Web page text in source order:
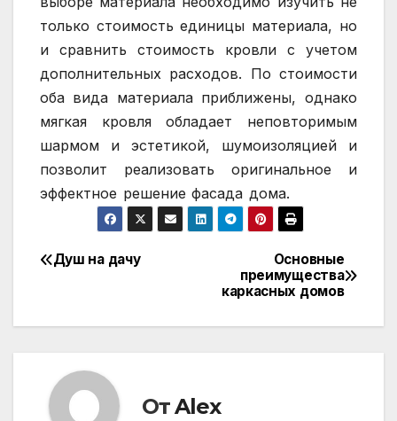
только стоимость единицы материала, но
и сравнить стоимость кровли с учетом
дополнительных расходов. По стоимости
оба вида материала приближены, однако
мягкая кровля обладает неповторимым
шармом и эстетикой, шумоизоляцией и
позволит реализовать оригинальное и
эффектное решение фасада дома.
Навигация
Основные
преимущества
каркасных домов
Душ на дачу
ОтAlex